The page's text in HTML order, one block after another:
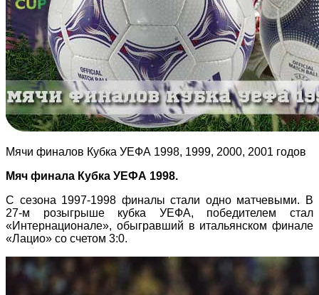
Мячи финалов Кубка УЕФА 1998, 1999, 2000, 2001 годов
Мяч финала Кубка УЕФА 1998.
С сезона 1997-1998 финалы стали одно матчевыми. В
27-м розыгрыше кубка УЕФА, победителем стал
«Интернационале», обыгравший в итальянском финале
«Лацио» со счетом 3:0.